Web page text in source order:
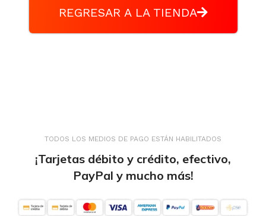
REGRESAR A LA TIENDA
TODOS LOS MEDIOS DE PAGO ESTÁN HABILITADOS
¡Tarjetas débito y crédito, efectivo,
PayPal y mucho más!